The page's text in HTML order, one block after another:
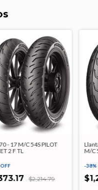
- 17 M/C 54S PILOT
2 F TL
OFF
$2,214.79
M/C
-38%